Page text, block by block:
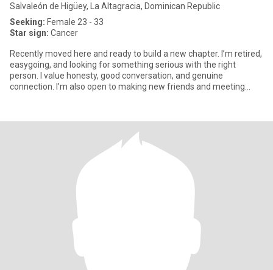
Salvaleón de Higüey, La Altagracia, Dominican Republic
Seeking: Female 23 - 33
Star sign: Cancer
Recently moved here and ready to build a new chapter. I’m retired,
easygoing, and looking for something serious with the right
person. I value honesty, good conversation, and genuine
connection. I’m also open to making new friends and meeting